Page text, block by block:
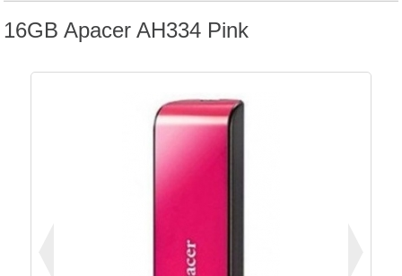
16GB Apacer AH334 Pink